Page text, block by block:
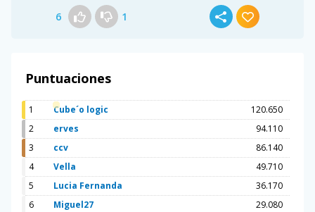
6 1
Puntuaciones
1 Cube´o logic
120.650
2
erves
94.110
3
ccv
86.140
4
Vella
49.710
5
Lucia Fernanda
36.170
6
Miguel27
29.080